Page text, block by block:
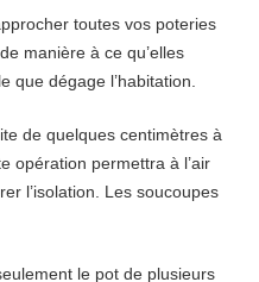
toutes vos poteries
manière à ce qu’elles
que dégage l’habitation.
quelques centimètres à
opération permettra à l’air
l’isolation. Les soucoupes
le pot de plusieurs